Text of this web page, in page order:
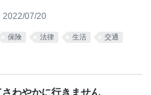
2022/07/20
保険 法律 生活 交通
さわやかに行きません